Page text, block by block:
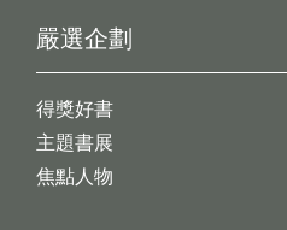
嚴選企劃
得獎好書
主題書展
焦點人物